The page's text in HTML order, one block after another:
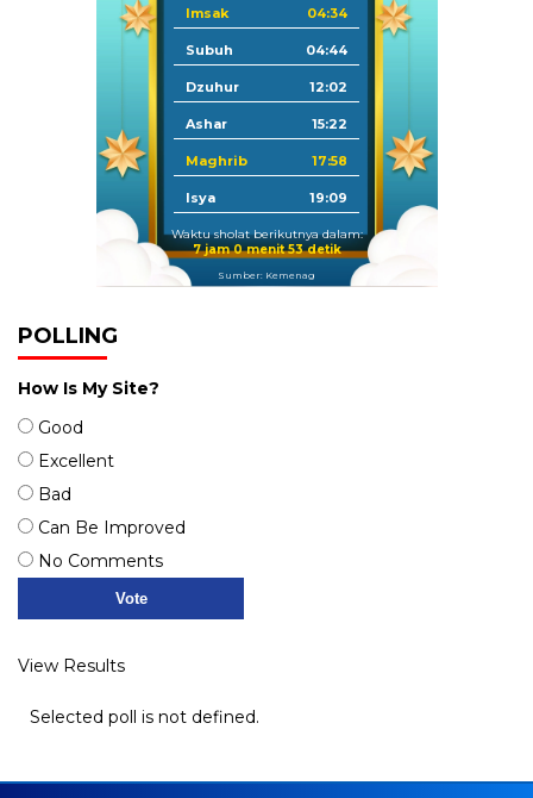
Imsak 04:34
Subuh 04:44
Dzuhur 12:02
Ashar 15:22
Maghrib 17:58
Isya 19:09
Waktu sholat berikutnya dalam:
7 jam 0 menit 53 detik
Sumber: Kemenag
POLLING
How Is My Site?
Good
Excellent
Bad
Can Be Improved
No Comments
View Results
Selected poll is not defined.